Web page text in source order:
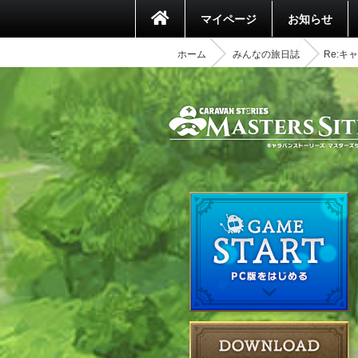
マイページ お知らせ
ホーム みんなの旅日誌 Re:キ